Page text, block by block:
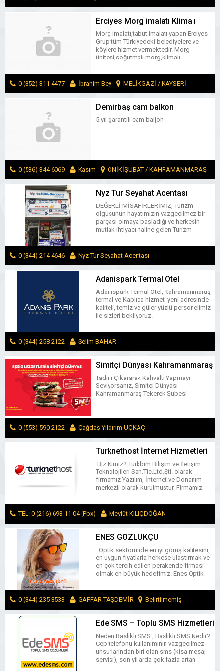
MESAJ GÖNDER
Erciyes Morg imalatı Klimalı
Tabut Alüminyum Sal Tabut
Fabrikası
Morg imalatı,tabut imalatı yapan Erciyes
Grup tüm Türkiyedeki belediyelere ve
köylere hizmet vermektedir. Morg
ünitesi,soğutmalı morg,klimalı
tabut ürün gruplarıdır.
0 (352) 311 4477
İbrahim Bey MELİKGAZİ / KAYSERİ
MESAJ GÖNDER
Demirbaş cam balkon
5 yıl garantili cam baljon
0 (536) 344 6069 Kasım ONİKİŞUBAT / KAHRAMANMARAŞ
MESAJ GÖNDER
Nyz Tur Seyahat Acentası
DEĞERLİ MİSAFİRLERİMİZ, Turizm
olgusunun hayatımızın vazgeçilmez bir
parçası olmaya başladığı ve herkesin
mutlak ihtiyacı haline gelen Turizm
Kültür Turları ve Geziler, Otel ve Tatil
Köyleri, Gemi Seyahatleri, Yurt İçi ve Yurt
Dışı Uçak Biletleri, Otobüs Biletleri, Vize
İşlemleri, Tatil ve Balayı Organizasyonları,
Otel Rezervasyonları, Kişi veya Gruba Özel
Turlar konusunda müşteri […]
0 (344) 214 4646 Nyz Tur Seyahat Acentası
DULKADİROĞLU / KAHRAMANMARAŞ MESAJ GÖNDER
Adanispark Termal Otel
Adanispark Termal Otel, Kahramanmaraş
termal ve Kaplıca hizmeti yeni adresinde
kaliteli, temiz ve güler yüzlü personelimiz
ile sizleri bekliyoruz.
0 (344) 258 2122 Selim BAHAR
ONİKİŞUBAT / KAHRAMANMARAŞ MESAJ GÖNDER
Simitçi Dünyası Kahramanmaraş
Tekerek
Tadını Çıkararak Kahvaltı Yapmayı
Seviyorsanız, Simitçi Dünyası
Kahramanmaraş Tekerek Şubesi
0 (553) 590 2122 Çağdaş Yıldırım UÇKAÇ
ONİKİŞUBAT / KAHRAMANMARAŞ MESAJ GÖNDER
Turknethost İnternet Hizmetleri
Biz Kimiz? Turkbim Bilişim ve İletişim
Teknolojileri San.Tic.Ltd.Şti. olarak
firmamız Yazılım, İnternet ve Donanım
merkezli olarak kurulmuştur. Firmamız
Ticaret,E-Muhasebe, Hosting, Datacenter
Hizmeti, Avukatlara İnternet Çözümleri,
Doktorlara İnternet Çözümleri, Arama
Motorlarına Kayıt Sistemi, Online Alışveriş,
Bilgisayar Satış Mağazası, Web Tasarım,
Özel Uygulama Yazılımları, İsim Tescil
alanlarını seçmiştir. Misyonumuz
Müşterilerimizin satın aldıkları […]
TEL: 0 (216) 693 11 04 (Pbx) Mevlüt KILIÇDOĞAN
ÜSKÜDAR / İSTANBUL ENES GÖZLÜKÇÜ
Optik sektöründe en iyi görüş kalitesini,
en uygun fiyatlarla herkese ulaştırmak ve
en çok tercih edilen perakende firması
olmak en büyük hedefimiz. Enes Optik
müşterilerimizin memnuniyetini garanti
ediyoruz. Her gün binlerce müşterimize
uzmanlığımız ve ekonomik fiyatlarımızla,
en iyi hizmeti vermekten gurur duyuyoruz.
0 (344) 235 3533 GAFFAR TAŞDEMİR Belirtilmemiş
MESAJ GÖNDER
Ede SMS – Toplu SMS Hizmetleri
Neden Baslikli SMS , Baslikli SMS Nedir?
Cep telefonu kullaniminin vazgeçilmez
unsurlarindan biri olan sms (kisa mesaj
servisi), son yillarda çok fazla artan